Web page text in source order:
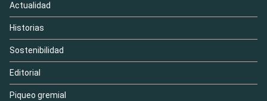
Actualidad
Historias
Sostenibilidad
Editorial
Piqueo gremial